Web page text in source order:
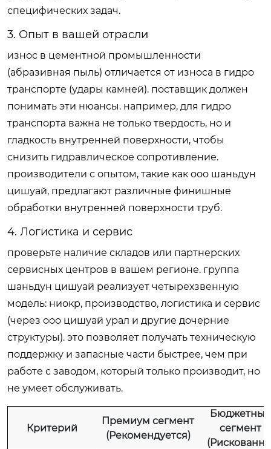
специфических задач.
3. Опыт в вашей отрасли
износ в цементной промышленности
(абразивная пыль) отличается от износа в гидро
транспорте (удары камней). поставщик должен
понимать эти нюансы. например, для гидро
транспорта важна не только твердость, но и
гладкость внутренней поверхности, чтобы
снизить гидравлическое сопротивление.
производители с опытом, такие как ооо шаньдун
цишуай, предлагают различные финишные
обработки внутренней поверхности труб.
4. Логистика и сервис
проверьте наличие складов или партнерских
сервисных центров в вашем регионе. группа
шаньдун цишуай реализует четырехзвенную
модель: ниокр, производство, логистика и сервис
(через ооо цишуай урал и другие дочерние
структуры). это позволяет получать техническую
поддержку и запасные части быстрее, чем при
работе с заводом, который только производит, но
не умеет обслуживать.
Критерий
Премиум сегмент
(Рекомендуется)
Бюджетный
сегмент